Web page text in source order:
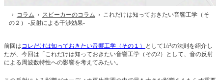
› コラム › スピーカーのコラム › これだけは知っておきたい音響工学（そ
の２） -反射による干渉効果-
前回はコレだけは知っておきたい音響工学（その１）
として1/r²の法則を紹介し
たが、今回は「これだけは知っておきたい音響工学（その2）として、音の反射
による周波数特性への影響を考えてみたい。